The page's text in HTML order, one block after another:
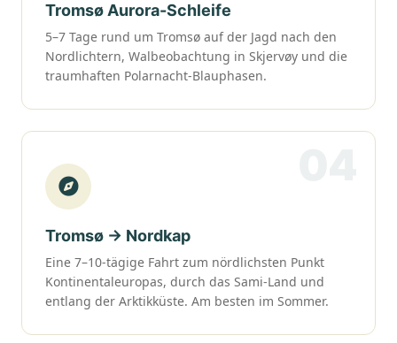
Tromsø Aurora-Schleife
5–7 Tage rund um Tromsø auf der Jagd nach den
Nordlichtern, Walbeobachtung in Skjervøy und die
traumhaften Polarnacht-Blauphasen.
Tromsø → Nordkap
Eine 7–10-tägige Fahrt zum nördlichsten Punkt
Kontinentaleuropas, durch das Sami-Land und
entlang der Arktikküste. Am besten im Sommer.